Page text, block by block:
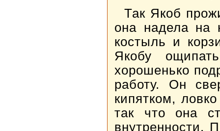
Так Якоб
она надела на
костыль и
Якобу
хорошенько
работу. Он
кипятком,
так что она
внутренности.